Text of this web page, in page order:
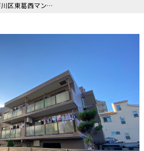
江戸川区東葛西マンション